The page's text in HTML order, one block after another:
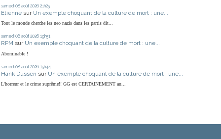
samedi 08 août 2026 21h25
Etienne sur Un exemple choquant de la culture de mort : une...
Tout le monde cherche les neo nazis dans les partis dit...
samedi 08 août 2026 19h51
RPM sur Un exemple choquant de la culture de mort : une...
Abominable !
samedi 08 août 2026 15h44
Hank Dussen sur Un exemple choquant de la culture de mort : une...
L'horreur et le crime suprême!! GG est CERTAINEMENT au...